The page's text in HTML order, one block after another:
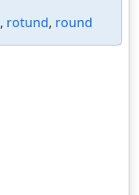
, rotund, round